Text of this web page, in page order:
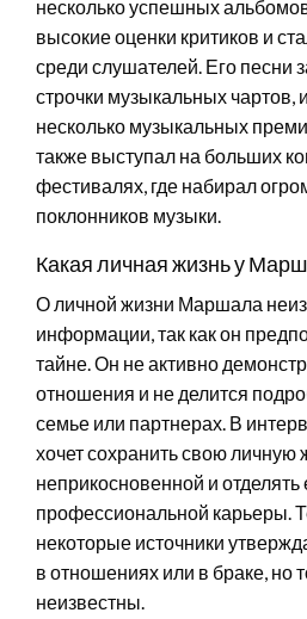
несколько успешных
высокие оценки критиков и
среди слушателей. Его песни
строчки музыкальных чартов,
несколько музыкальных
также выступал на больших
фестивалях, где набирал
поклонников музыки.
Какая личная жизнь у
О личной жизни Маршала
информации, так как он
тайне. Он не активно
отношения и не делится
семье или партнерах. В
хочет сохранить свою личную
неприкосновенной и отделять
профессиональной карьеры.
некоторые источники
в отношениях или в браке, но
неизвестны.